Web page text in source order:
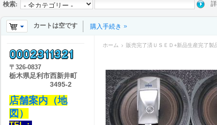
検索:
カートは空です 購入手続き
ホーム 販売完了済ＵＳＥＤ+新品生産完了製
〒 326-0837
栃木県足利市西新井町
3495-2
店舗案内（地
図）